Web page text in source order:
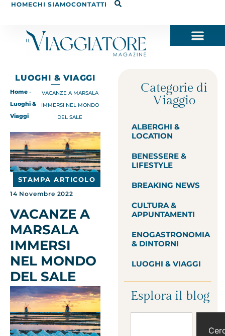
HOMECHI SIAMOCONTATTI
LUOGHI & VIAGGI
Home -
Luoghi &
Viaggi
VACANZE A MARSALA
IMMERSI NEL MONDO
DEL SALE
STAMPA ARTICOLO
14 Novembre 2022
VACANZE A
MARSALA
IMMERSI
NEL MONDO
DEL SALE
Categorie di
Viaggio
ALBERGHI &
LOCATION
BENESSERE &
LIFESTYLE
BREAKING NEWS
CULTURA &
APPUNTAMENTI
ENOGASTRONOMIA
& DINTORNI
LUOGHI & VIAGGI
Esplora il blog